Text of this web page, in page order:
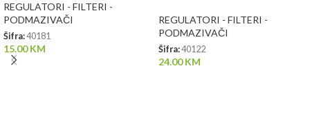
REGULATORI - FILTERI -
PODMAZIVAČI
Šifra:40181
15.00KM
REGULATORI - FILTERI -
PODMAZIVAČI
Šifra:40122
24.00KM